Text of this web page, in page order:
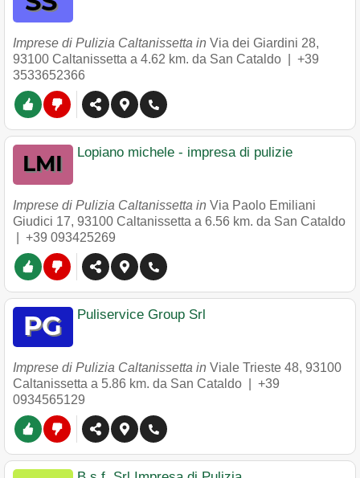
Imprese di Pulizia Caltanissetta in Via dei Giardini 28,
93100 Caltanissetta a 4.62 km. da San Cataldo | +39
3533652366
Lopiano michele - impresa di pulizie
Imprese di Pulizia Caltanissetta in Via Paolo Emiliani
Giudici 17, 93100 Caltanissetta a 6.56 km. da San Cataldo
+39 093425269
Puliservice Group Srl
Imprese di Pulizia Caltanissetta in Viale Trieste 48, 93100
Caltanissetta a 5.86 km. da San Cataldo | +39
0934565129